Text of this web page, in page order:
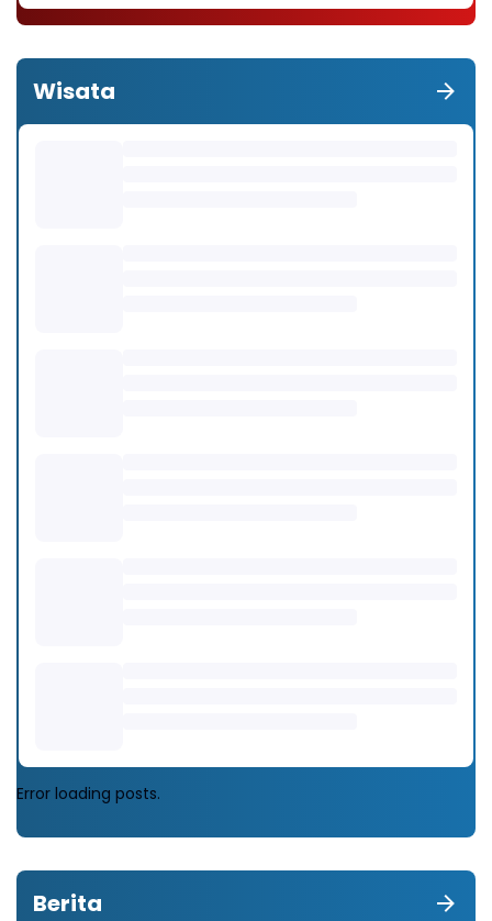
Wisata
Error loading posts.
Berita